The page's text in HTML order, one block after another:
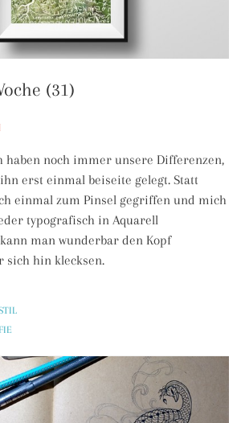
(31)
haben noch immer unsere Differenzen,
erst einmal beiseite gelegt. Statt
einmal zum Pinsel gegriffen und mich
typografisch in Aquarell
man wunderbar den Kopf
sich hin klecksen.